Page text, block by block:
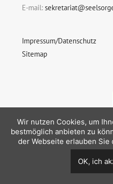
E-mail:
Impressum/Datenschutz
Sitemap
Folgen Sie uns auf Instagram
© 2026
Wir nutzen Cookies, um
bestmöglich anbieten zu
der Webseite erlauben Sie
OK, ich